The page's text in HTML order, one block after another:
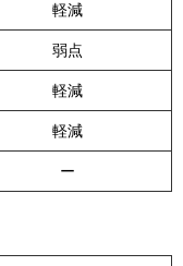
軽減
弱点
軽減
軽減
ー